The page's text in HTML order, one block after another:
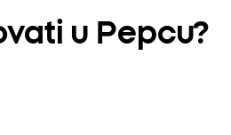
u Pepcu?